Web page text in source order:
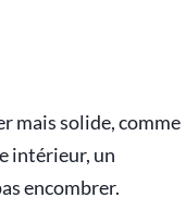
mais solide, comme
intérieur, un
encombrer.